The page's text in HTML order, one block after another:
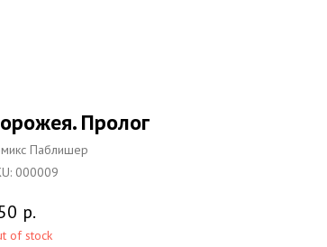
Пролог
Паблишер
000009
р.
of stock